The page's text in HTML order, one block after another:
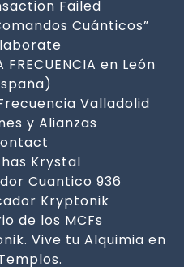
Failed
Cuánticos”
FRECUENCIA en León
Valladolid
y Alianzas
Krystal
Cuantico 936
Kryptonik
de los MCFs
Vive tu Alquimia en